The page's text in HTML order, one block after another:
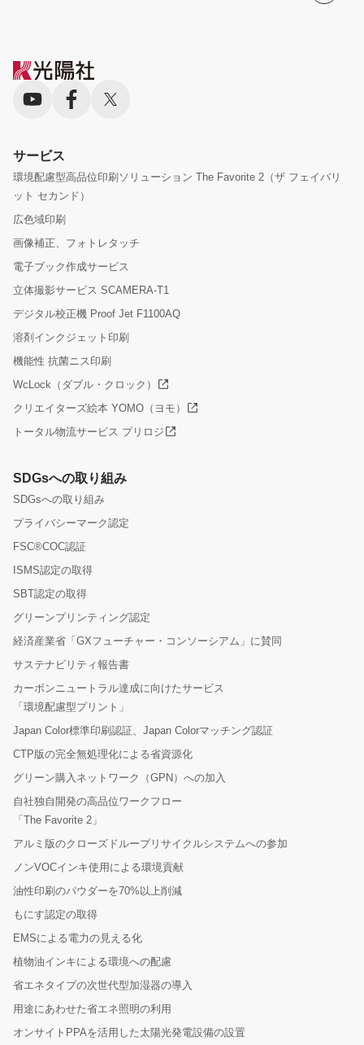
サービス
環境配慮型高品位印刷ソリューション The Favorite 2（ザ フェイバリ
ット セカンド）
広色域印刷
画像補正、フォトレタッチ
電子ブック作成サービス
立体撮影サービス SCAMERA-T1
デジタル校正機 Proof Jet F1100AQ
溶剤インクジェット印刷
機能性 抗菌ニス印刷
WcLock（ダブル・クロック）
クリエイターズ絵本 YOMO（ヨモ）
トータル物流サービス プリロジ
SDGsへの取り組み
SDGsへの取り組み
プライバシーマーク認定
FSC®COC認証
ISMS認定の取得
SBT認定の取得
グリーンプリンティング認定
経済産業省「GXフューチャー・コンソーシアム」に賛同
サステナビリティ報告書
カーボンニュートラル達成に向けたサービス
「環境配慮型プリント」
Japan Color標準印刷認証、Japan Colorマッチング認証
CTP版の完全無処理化による省資源化
グリーン購入ネットワーク（GPN）への加入
自社独自開発の高品位ワークフロー
「The Favorite 2」
アルミ版のクローズドループリサイクルシステムへの参加
ノンVOCインキ使用による環境貢献
油性印刷のパウダーを70%以上削減
もにす認定の取得
EMSによる電力の見える化
植物油インキによる環境への配慮
省エネタイプの次世代型加湿器の導入
用途にあわせた省エネ照明の利用
オンサイトPPAを活用した太陽光発電設備の設置